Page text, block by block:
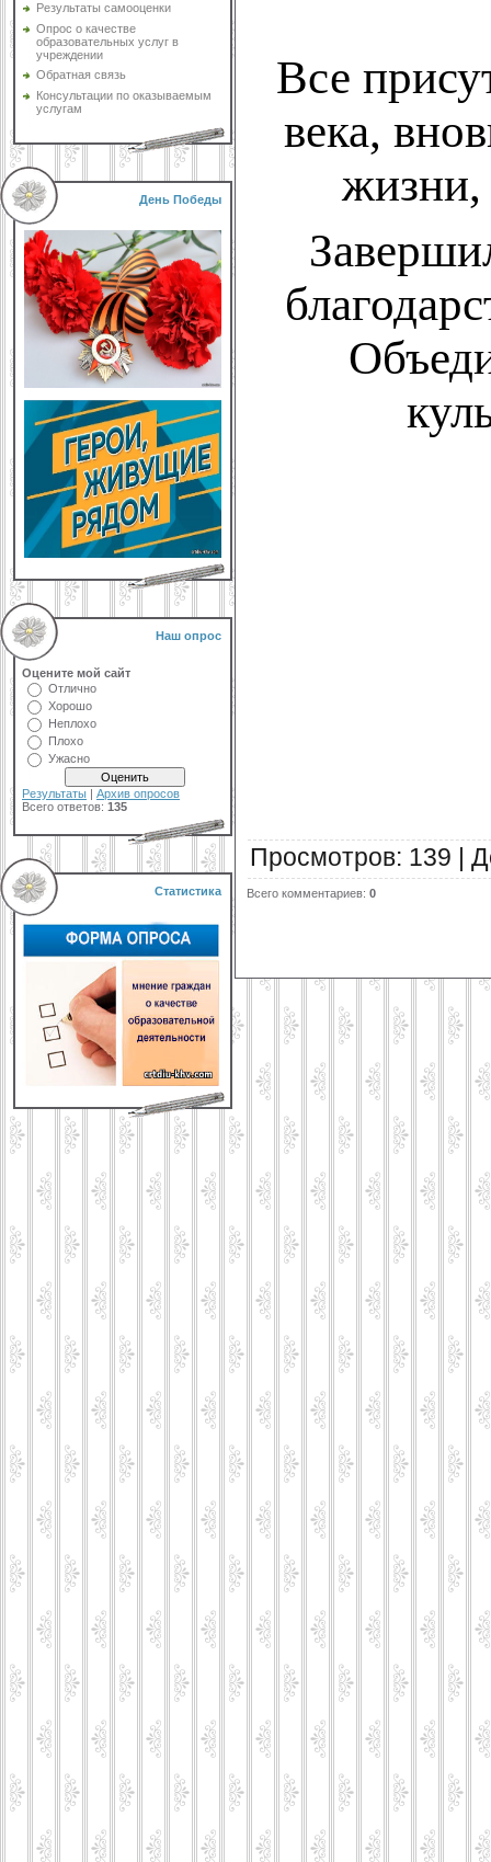
Результаты самооценки
Опрос о качестве
образовательных услуг в
учреждении
Обратная связь
Консультации по оказываемым
услугам
День Победы
Наш опрос
Оцените мой сайт
Отлично
Хорошо
Неплохо
Плохо
Ужасно
Результаты | Архив опросов
Всего ответов: 135
Статистика
Все
века,
жизни,
Просмотров: 139
Всего комментариев: 0